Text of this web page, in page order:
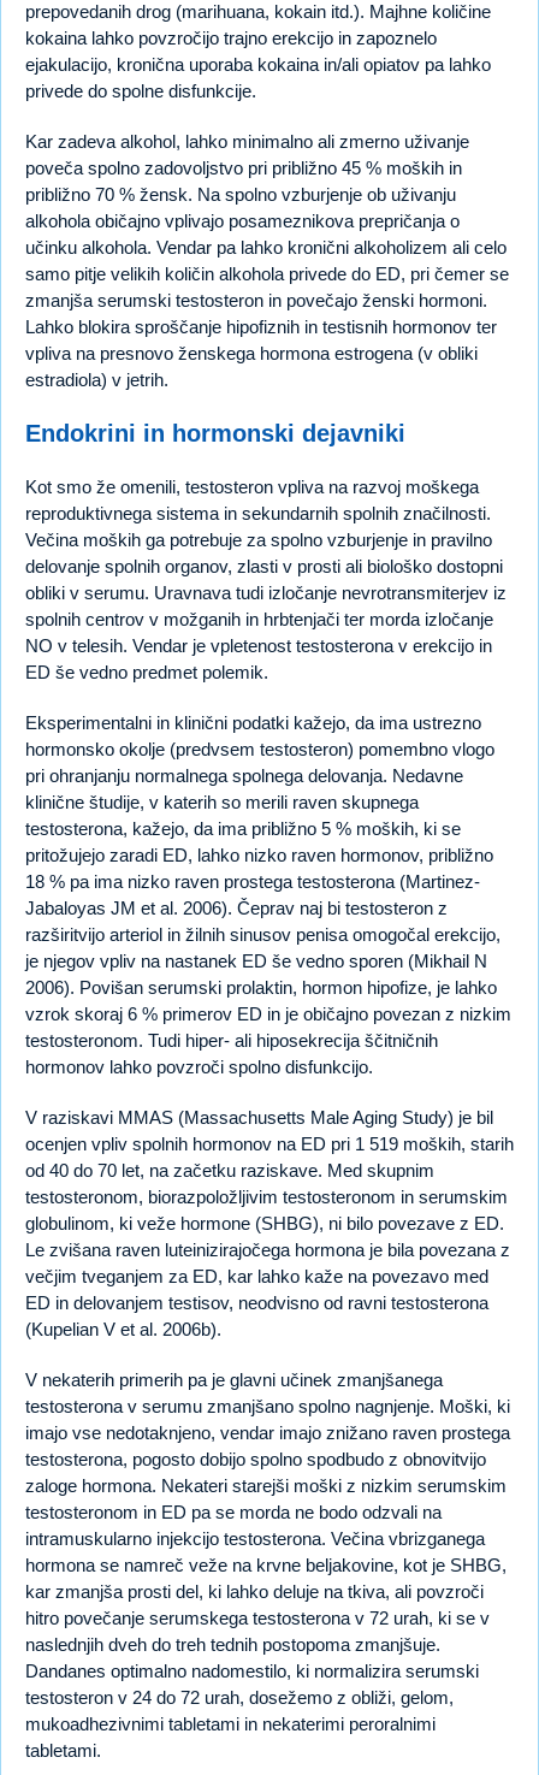
prepovedanih drog (marihuana, kokain itd.). Majhne količine
kokaina lahko povzročijo trajno erekcijo in zapoznelo
ejakulacijo, kronična uporaba kokaina in/ali opiatov pa lahko
privede do spolne disfunkcije.
Kar zadeva alkohol, lahko minimalno ali zmerno uživanje
poveča spolno zadovoljstvo pri približno 45 % moških in
približno 70 % žensk. Na spolno vzburjenje ob uživanju
alkohola običajno vplivajo posameznikova prepričanja o
učinku alkohola. Vendar pa lahko kronični alkoholizem ali celo
samo pitje velikih količin alkohola privede do ED, pri čemer se
zmanjša serumski testosteron in povečajo ženski hormoni.
Lahko blokira sproščanje hipofiznih in testisnih hormonov ter
vpliva na presnovo ženskega hormona estrogena (v obliki
estradiola) v jetrih.
Endokrini in hormonski dejavniki
Kot smo že omenili, testosteron vpliva na razvoj moškega
reproduktivnega sistema in sekundarnih spolnih značilnosti.
Večina moških ga potrebuje za spolno vzburjenje in pravilno
delovanje spolnih organov, zlasti v prosti ali biološko dostopni
obliki v serumu. Uravnava tudi izločanje nevrotransmiterjev iz
spolnih centrov v možganih in hrbtenjači ter morda izločanje
NO v telesih. Vendar je vpletenost testosterona v erekcijo in
ED še vedno predmet polemik.
Eksperimentalni in klinični podatki kažejo, da ima ustrezno
hormonsko okolje (predvsem testosteron) pomembno vlogo
pri ohranjanju normalnega spolnega delovanja. Nedavne
klinične študije, v katerih so merili raven skupnega
testosterona, kažejo, da ima približno 5 % moških, ki se
pritožujejo zaradi ED, lahko nizko raven hormonov, približno
18 % pa ima nizko raven prostega testosterona (Martinez-
Jabaloyas JM et al. 2006). Čeprav naj bi testosteron z
razširitvijo arteriol in žilnih sinusov penisa omogočal erekcijo,
je njegov vpliv na nastanek ED še vedno sporen (Mikhail N
2006). Povišan serumski prolaktin, hormon hipofize, je lahko
vzrok skoraj 6 % primerov ED in je običajno povezan z nizkim
testosteronom. Tudi hiper- ali hiposekrecija ščitničnih
hormonov lahko povzroči spolno disfunkcijo.
V raziskavi MMAS (Massachusetts Male Aging Study) je bil
ocenjen vpliv spolnih hormonov na ED pri 1 519 moških, starih
od 40 do 70 let, na začetku raziskave. Med skupnim
testosteronom, biorazpoložljivim testosteronom in serumskim
globulinom, ki veže hormone (SHBG), ni bilo povezave z ED.
Le zvišana raven luteinizirajočega hormona je bila povezana z
večjim tveganjem za ED, kar lahko kaže na povezavo med
ED in delovanjem testisov, neodvisno od ravni testosterona
(Kupelian V et al. 2006b).
V nekaterih primerih pa je glavni učinek zmanjšanega
testosterona v serumu zmanjšano spolno nagnjenje. Moški, ki
imajo vse nedotaknjeno, vendar imajo znižano raven prostega
testosterona, pogosto dobijo spolno spodbudo z obnovitvijo
zaloge hormona. Nekateri starejši moški z nizkim serumskim
testosteronom in ED pa se morda ne bodo odzvali na
intramuskularno injekcijo testosterona. Večina vbrizganega
hormona se namreč veže na krvne beljakovine, kot je SHBG,
kar zmanjša prosti del, ki lahko deluje na tkiva, ali povzroči
hitro povečanje serumskega testosterona v 72 urah, ki se v
naslednjih dveh do treh tednih postopoma zmanjšuje.
Dandanes optimalno nadomestilo, ki normalizira serumski
testosteron v 24 do 72 urah, dosežemo z obliži, gelom,
mukoadhezivnimi tabletami in nekaterimi peroralnimi
tabletami.